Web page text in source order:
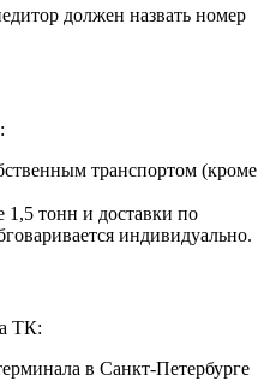
должен назвать номер
транспортом (кроме
1,5 тонн и доставки по
индивидуально.
ТК:
в Санкт-Петербурге